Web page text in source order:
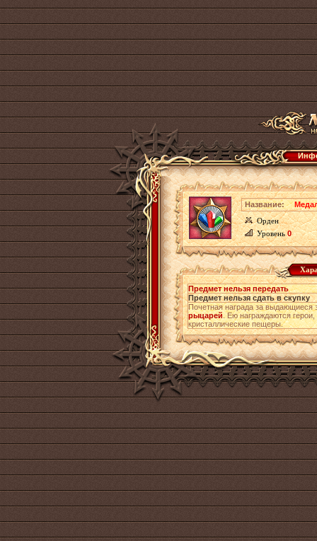
Название:
Орден
Уровень0
Предмет нельзя передать
Предмет нельзя сдать в скупку
Почетная награда за выдающиеся
рыцарей. Ею награждаются
кристаллические пещеры.